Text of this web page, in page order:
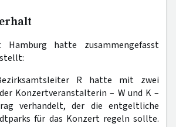
Hamburg hatte zusammengefasst
R hatte mit zwei
Konzertveranstalterin – W und K –
verhandelt, der die entgeltliche
für das Konzert regeln sollte.